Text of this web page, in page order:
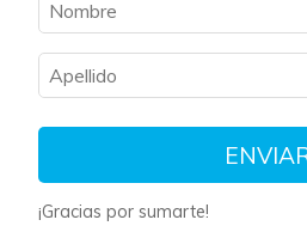
Ordenar
Filtrar
¡Gracias por sumarte!